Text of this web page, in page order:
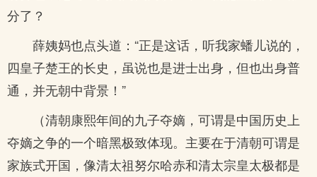
分了？
薛姨妈也点头道：“正是这话，听我家蟠儿说的，
四皇子楚王的长史，虽说也是进士出身，但也出身普
通，并无朝中背景！”
（清朝康熙年间的九子夺嫡，可谓是中国历史上
夺嫡之争的一个暗黑极致体现。主要在于清朝可谓是
家族式开国，像清太祖努尔哈赤和清太宗皇太极都是